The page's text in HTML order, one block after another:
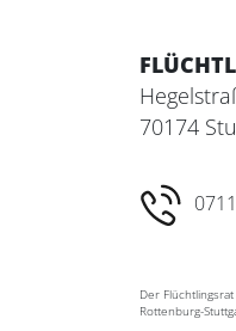
70174
Der
Rottenburg-